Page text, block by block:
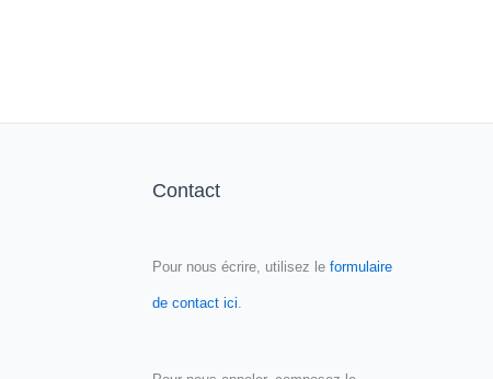
Contact
Pour nous écrire, utilisez le formulaire
de contact ici.